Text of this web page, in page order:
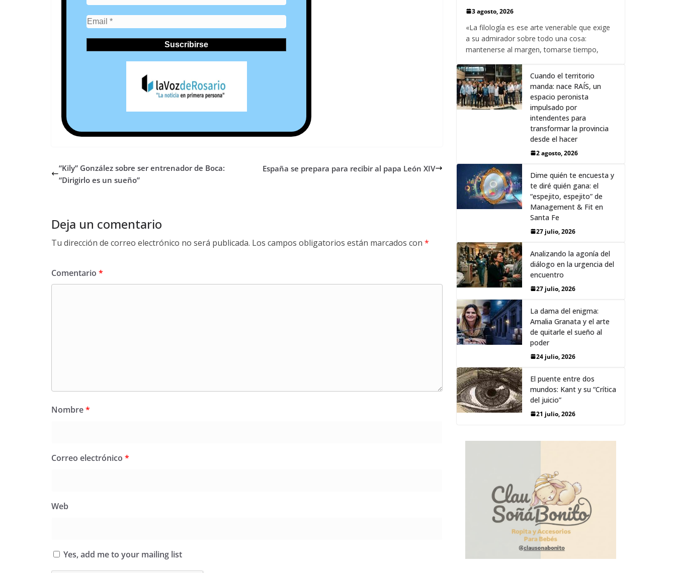
“Kily” González sobre ser entrenador de Boca:
“Dirigirlo es un sueño”
España se prepara para recibir al papa León XIV
Deja un comentario
Tu dirección de correo electrónico no será publicada. Los campos obligatorios están marcados con *
Comentario *
Nombre*
Correo electrónico *
Web
Yes, add me to your mailing list
3 agosto, 2026
«La filología es ese arte venerable que exige
a su admirador sobre todo una cosa:
mantenerse al margen, tomarse tiempo,
Cuando el territorio
manda: nace RAÍS, un
espacio peronista
impulsado por
intendentes para
transformar la provincia
desde el hacer
2 agosto, 2026
Dime quién te encuesta y
te diré quién gana: el
“espejito, espejito” de
Management & Fit en
Santa Fe
27 julio, 2026
Analizando la agonía del
diálogo en la urgencia del
encuentro
27 julio, 2026
La dama del enigma:
Amalia Granata y el arte
de quitarle el sueño al
poder
24 julio, 2026
El puente entre dos
mundos: Kant y su “Crítica
del juicio”
21 julio, 2026